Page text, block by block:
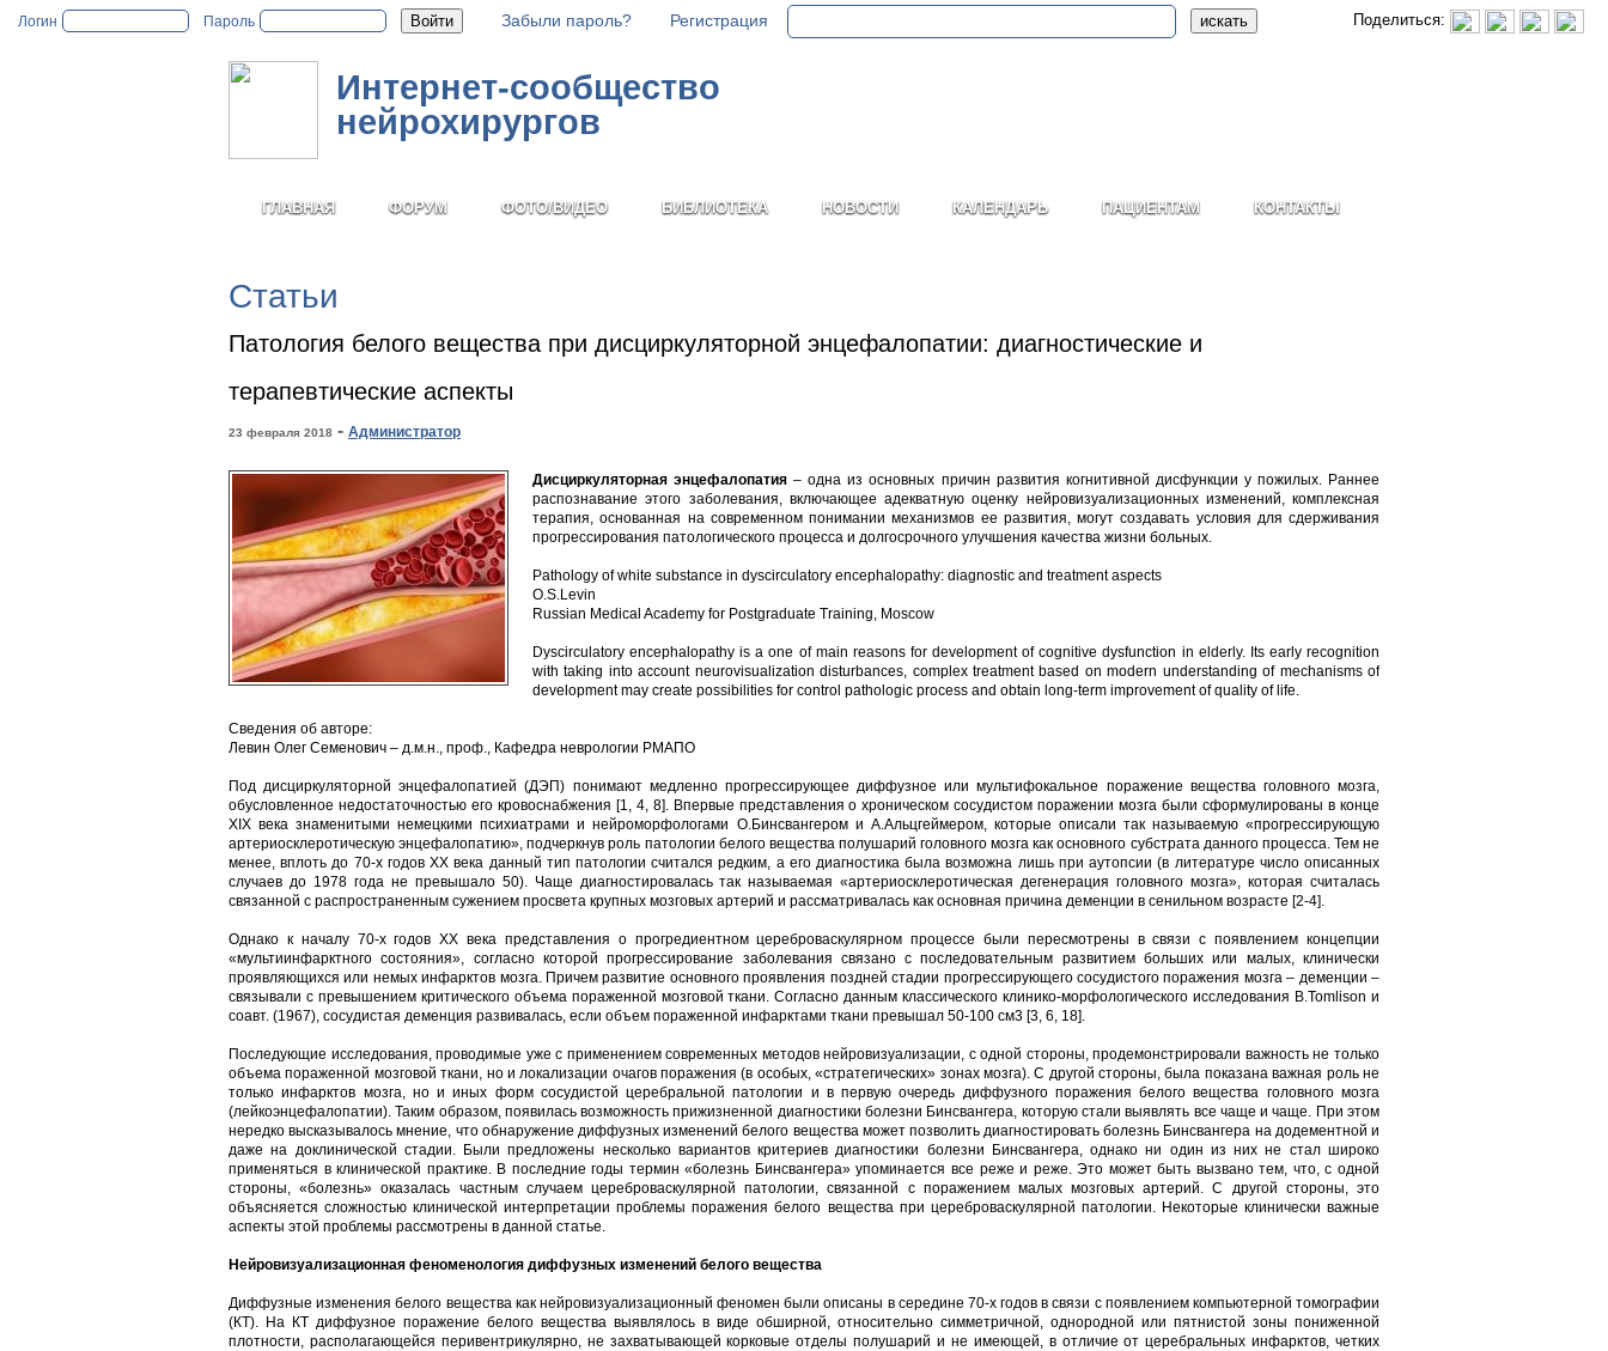
Логин Пароль Забыли пароль? Регистрация Поделиться:
Интернет-сообщество
нейрохирургов
ГЛАВНАЯ ФОРУМ ФОТО/ВИДЕО БИБЛИОТЕКА НОВОСТИ КАЛЕНДАРЬ ПАЦИЕНТАМ КОНТАКТЫ
Статьи
Патология белого вещества при дисциркуляторной энцефалопатии: диагностические и
терапевтические аспекты
23 февраля 2018 - Администратор
Дисциркуляторная энцефалопатия – одна из основных причин развития когнитивной дисфункции у пожилых. Раннее
распознавание этого заболевания, включающее адекватную оценку нейровизуализационных изменений, комплексная
терапия, основанная на современном понимании механизмов ее развития, могут создавать условия для сдерживания
прогрессирования патологического процесса и долгосрочного улучшения качества жизни больных.
Pathology of white substance in dyscirculatory encephalopathy: diagnostic and treatment aspects
O.S.Levin
Russian Medical Academy for Postgraduate Training, Moscow
Dyscirculatory encephalopathy is a one of main reasons for development of cognitive dysfunction in elderly. Its early recognition
with taking into account neurovisualization disturbances, complex treatment based on modern understanding of mechanisms of
development may create possibilities for control pathologic process and obtain long-term improvement of quality of life.
Сведения об авторе:
Левин Олег Семенович – д.м.н., проф., Кафедра неврологии РМАПО
Под дисциркуляторной энцефалопатией (ДЭП) понимают медленно прогрессирующее диффузное или мультифокальное поражение вещества головного мозга,
обусловленное недостаточностью его кровоснабжения [1, 4, 8]. Впервые представления о хроническом сосудистом поражении мозга были сформулированы в конце
XIX века знаменитыми немецкими психиатрами и нейроморфологами О.Бинсвангером и А.Альцгеймером, которые описали так называемую «прогрессирующую
артериосклеротическую энцефалопатию», подчеркнув роль патологии белого вещества полушарий головного мозга как основного субстрата данного процесса. Тем не
менее, вплоть до 70-х годов XX века данный тип патологии считался редким, а его диагностика была возможна лишь при аутопсии (в литературе число описанных
случаев до 1978 года не превышало 50). Чаще диагностировалась так называемая «артериосклеротическая дегенерация головного мозга», которая считалась
связанной с распространенным сужением просвета крупных мозговых артерий и рассматривалась как основная причина деменции в сенильном возрасте [2-4].
Однако к началу 70-х годов XX века представления о прогредиентном цереброваскулярном процессе были пересмотрены в связи с появлением концепции
«мультиинфарктного состояния», согласно которой прогрессирование заболевания связано с последовательным развитием больших или малых, клинически
проявляющихся или немых инфарктов мозга. Причем развитие основного проявления поздней стадии прогрессирующего сосудистого поражения мозга – деменции –
связывали с превышением критического объема пораженной мозговой ткани. Согласно данным классического клинико-морфологического исследования В.Tomlison и
соавт. (1967), сосудистая деменция развивалась, если объем пораженной инфарктами ткани превышал 50-100 см3 [3, 6, 18].
Последующие исследования, проводимые уже с применением современных методов нейровизуализации, с одной стороны, продемонстрировали важность не только
объема пораженной мозговой ткани, но и локализации очагов поражения (в особых, «стратегических» зонах мозга). С другой стороны, была показана важная роль не
только инфарктов мозга, но и иных форм сосудистой церебральной патологии и в первую очередь диффузного поражения белого вещества головного мозга
(лейкоэнцефалопатии). Таким образом, появилась возможность прижизненной диагностики болезни Бинсвангера, которую стали выявлять все чаще и чаще. При этом
нередко высказывалось мнение, что обнаружение диффузных изменений белого вещества может позволить диагностировать болезнь Бинсвангера на додементной и
даже на доклинической стадии. Были предложены несколько вариантов критериев диагностики болезни Бинсвангера, однако ни один из них не стал широко
применяться в клинической практике. В последние годы термин «болезнь Бинсвангера» упоминается все реже и реже. Это может быть вызвано тем, что, с одной
стороны, «болезнь» оказалась частным случаем цереброваскулярной патологии, связанной с поражением малых мозговых артерий. С другой стороны, это
объясняется сложностью клинической интерпретации проблемы поражения белого вещества при цереброваскулярной патологии. Некоторые клинически важные
аспекты этой проблемы рассмотрены в данной статье.
Нейровизуализационная феноменология диффузных изменений белого вещества
Диффузные изменения белого вещества как нейровизуализационный феномен были описаны в середине 70-х годов в связи с появлением компьютерной томографии
(КТ). На КТ диффузное поражение белого вещества выявлялось в виде обширной, относительно симметричной, однородной или пятнистой зоны пониженной
плотности, располагающейся перивентрикулярно, не захватывающей корковые отделы полушарий и не имеющей, в отличие от церебральных инфарктов, четких